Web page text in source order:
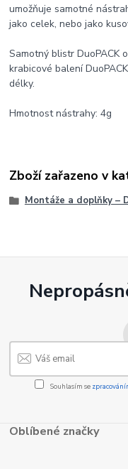
umožňuje samotné
jako celek, nebo jako
Samotný blistr DuoPACK
krabicové balení
délky.
Hmotnost nástrahy: 4g
Zboží zařazeno v
Montáže a doplňky –
Souhlasím se
Oblíbené značky